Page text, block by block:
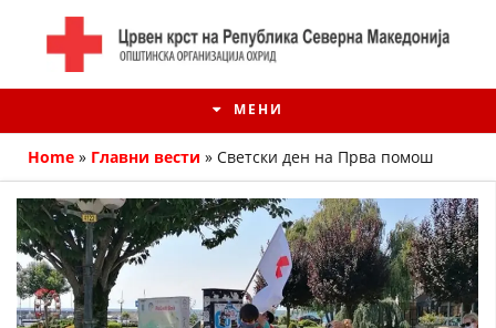
МЕНИ
Home » Главни вести » Светски ден на Прва помош